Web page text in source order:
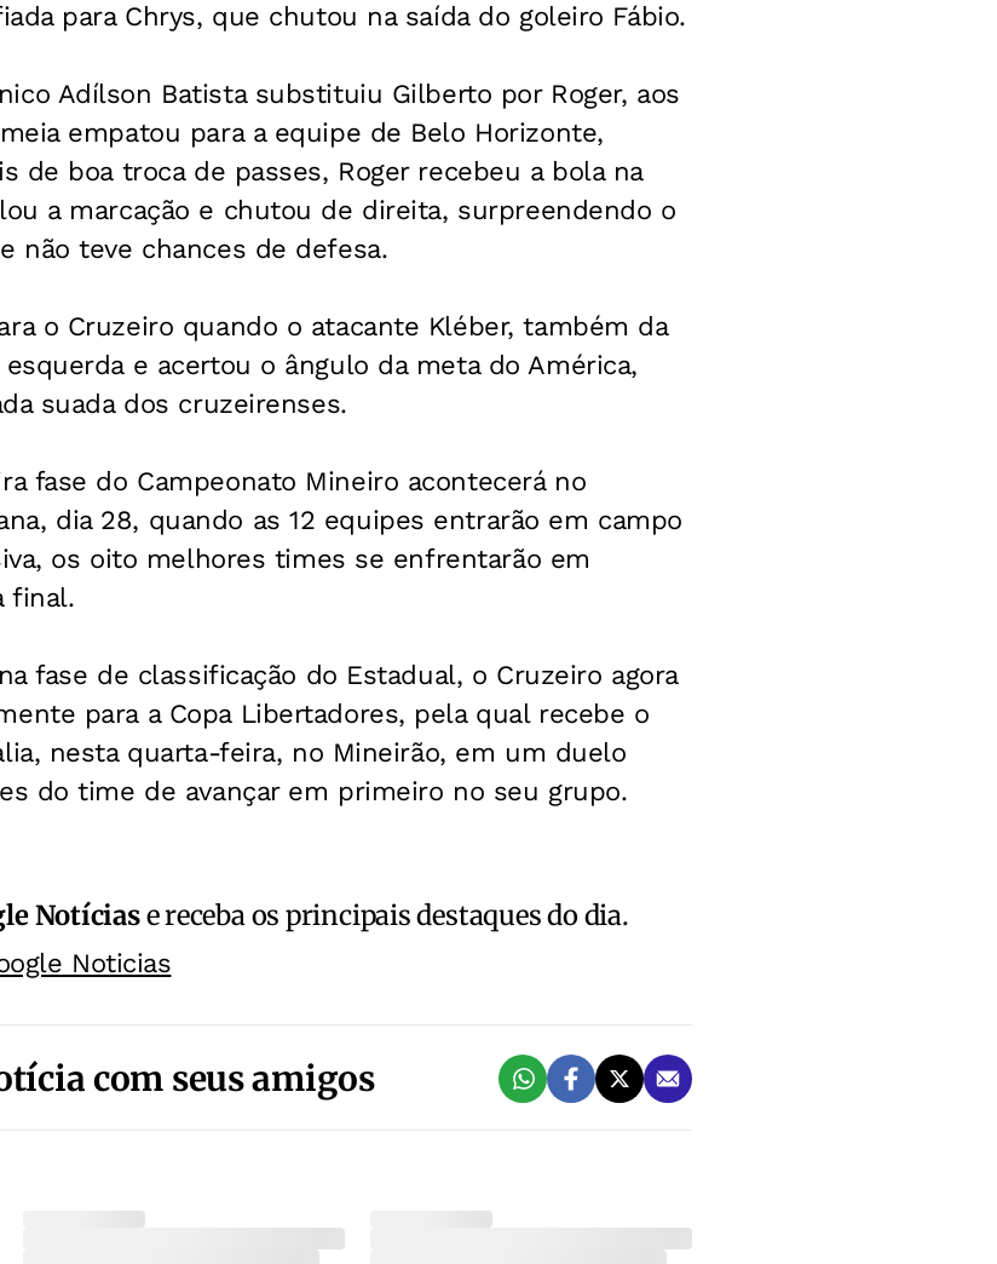
para Chrys, que chutou na saída do goleiro Fábio.
Adílson Batista substituiu Gilberto por Roger, aos
empatou para a equipe de Belo Horizonte,
de boa troca de passes, Roger recebeu a bola na
a marcação e chutou de direita, surpreendendo o
não teve chances de defesa.
o Cruzeiro quando o atacante Kléber, também da
e acertou o ângulo da meta do América,
suada dos cruzeirenses.
fase do Campeonato Mineiro acontecerá no
dia 28, quando as 12 equipes entrarão em campo
os oito melhores times se enfrentarão em
final.
fase de classificação do Estadual, o Cruzeiro agora
para a Copa Libertadores, pela qual recebe o
nesta quarta-feira, no Mineirão, em um duelo
do time de avançar em primeiro no seu grupo.
Notíciase receba os principais destaques do dia.
Noticias
com seus amigos